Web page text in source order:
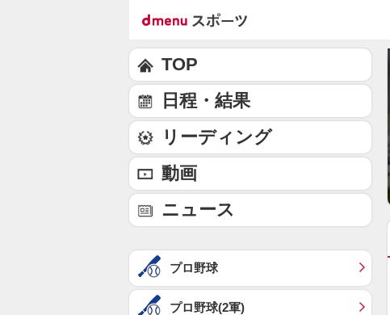
TOP
日程・結果
リーディング
動画
ニュース
プロ野球
プロ野球(2軍)